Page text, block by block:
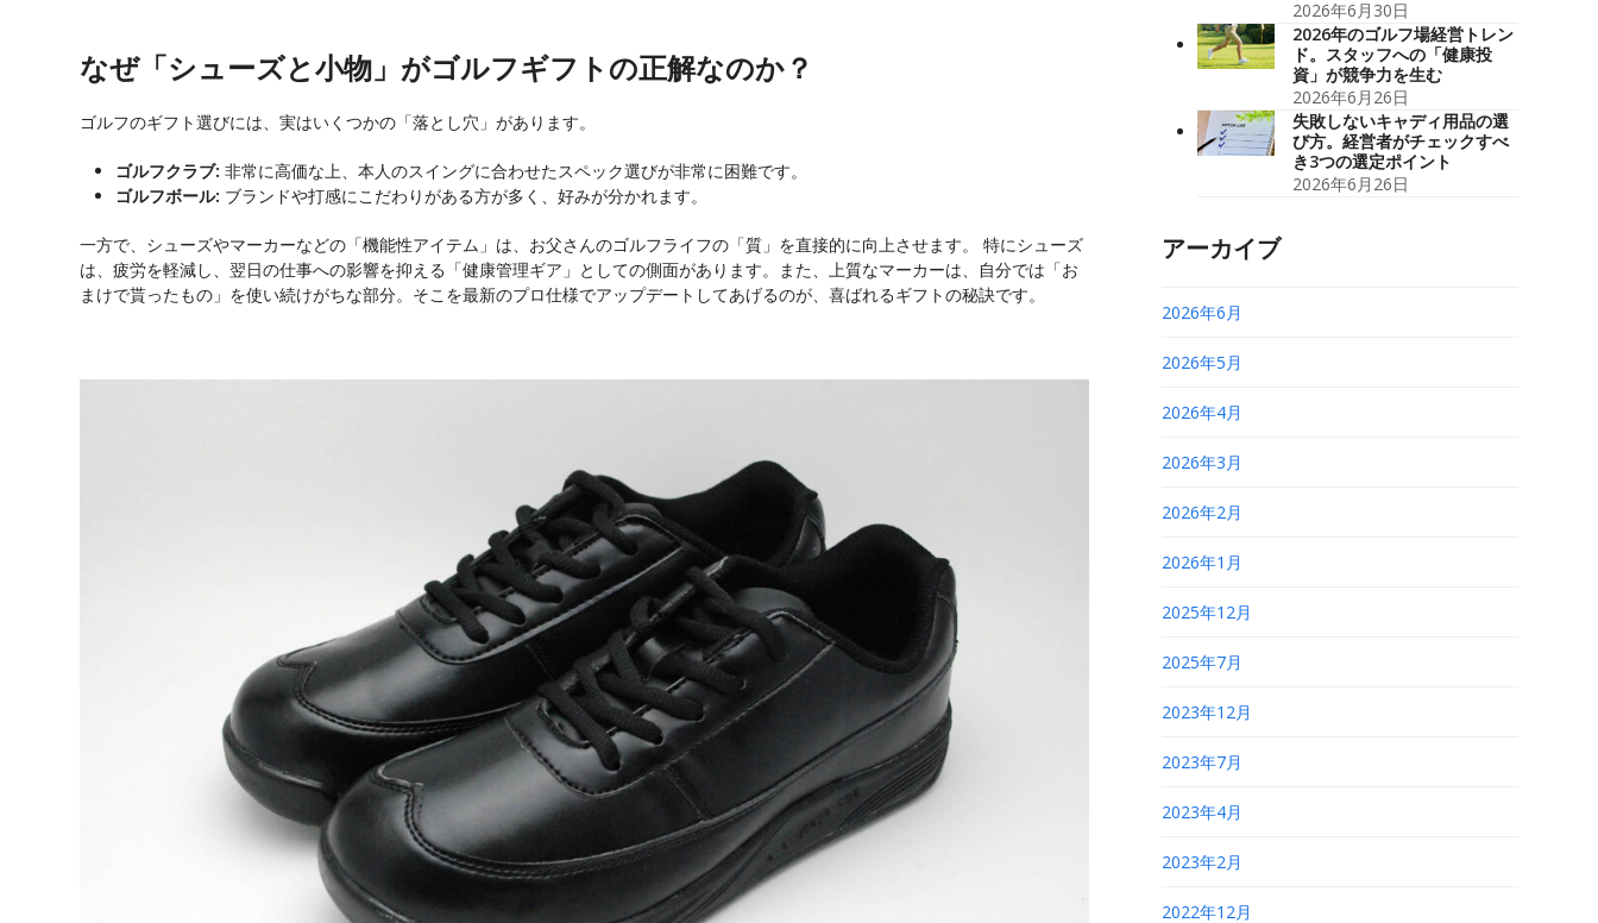
なぜ「シューズと小物」がゴルフギフトの正解なのか？
ゴルフのギフト選びには、実はいくつかの「落とし穴」があります。
ゴルフクラブ: 非常に高価な上、本人のスイングに合わせたスペック選びが非常に困難です。
ゴルフボール: ブランドや打感にこだわりがある方が多く、好みが分かれます。
一方で、シューズやマーカーなどの「機能性アイテム」は、お父さんのゴルフライフの「質」を直接的に向上させます。 特にシューズ
は、疲労を軽減し、翌日の仕事への影響を抑える「健康管理ギア」としての側面があります。また、上質なマーカーは、自分では「お
まけで貰ったもの」を使い続けがちな部分。そこを最新のプロ仕様でアップデートしてあげるのが、喜ばれるギフトの秘訣です。
2026年6月30日
2026年のゴルフ場経営トレン
ド。スタッフへの「健康投
資」が競争力を生む
2026年6月26日
失敗しないキャディ用品の選
び方。経営者がチェックすべ
き3つの選定ポイント
2026年6月26日
アーカイブ
2026年6月
2026年5月
2026年4月
2026年3月
2026年2月
2026年1月
2025年12月
2025年7月
2023年12月
2023年7月
2023年4月
2023年2月
2022年12月